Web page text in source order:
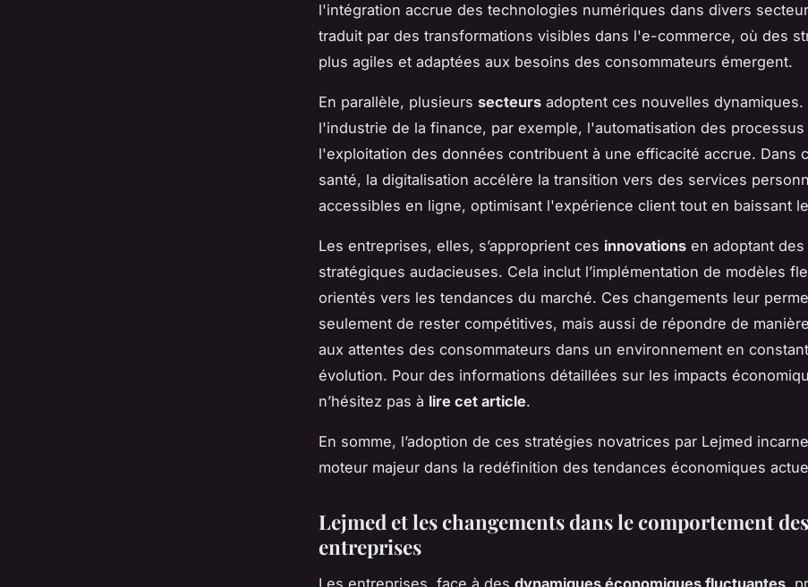
l'intégration accrue des technologies numériques dans divers
traduit par des transformations visibles dans l'e-commerce, où des
plus agiles et adaptées aux besoins des consommateurs émergent.
En parallèle, plusieurs secteurs adoptent ces nouvelles dynamiques.
l'industrie de la finance, par exemple, l'automatisation des processus
l'exploitation des données contribuent à une efficacité accrue. Dans
santé, la digitalisation accélère la transition vers des services
accessibles en ligne, optimisant l'expérience client tout en baissant
Les entreprises, elles, s’approprient ces innovations en adoptant
stratégiques audacieuses. Cela inclut l’implémentation de modèles
orientés vers les tendances du marché. Ces changements leur
seulement de rester compétitives, mais aussi de répondre de
aux attentes des consommateurs dans un environnement en
évolution. Pour des informations détaillées sur les impacts
n’hésitez pas à lire cet article.
En somme, l’adoption de ces stratégies novatrices par Lejmed
moteur majeur dans la redéfinition des tendances économiques
Lejmed et les changements dans le comportement des
entreprises